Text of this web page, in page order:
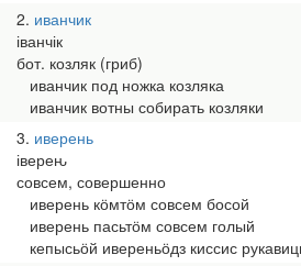
2 иванчик
іванчік
бот. козляк (гриб)
иванчик под ножка козляка
иванчик вотны собирать козляки
3 иверень
івереԋ
совсем, совершенно
иверень кӧмтӧм совсем босой
иверень пасьтӧм совсем голый
кепысьӧй ивереньӧдз киссис